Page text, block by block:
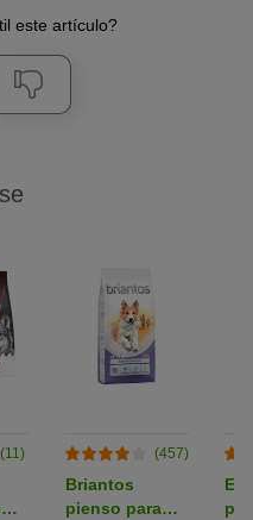
este artículo?
(11) (457)
Briantos
pienso para